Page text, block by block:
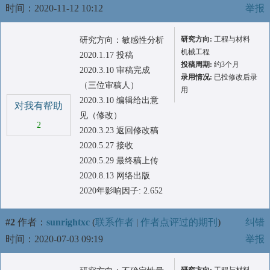
时间：2020-11-12 10:12
举报
对我有帮助
2
研究方向：敏感性分析
2020.1.17 投稿
2020.3.10 审稿完成
（三位审稿人）
2020.3.10 编辑给出意
见（修改）
2020.3.23 返回修改稿
2020.5.27 接收
2020.5.29 最终稿上传
2020.8.13 网络出版
2020年影响因子: 2.652
研究方向: 工程与材料
机械工程
投稿周期: 约3个月
录用情况: 已投修改后录
用
#2 作者： sunrightxc (联系作者 | 作者点评过的期刊 )
时间：2020-07-03 09:19
纠错
举报